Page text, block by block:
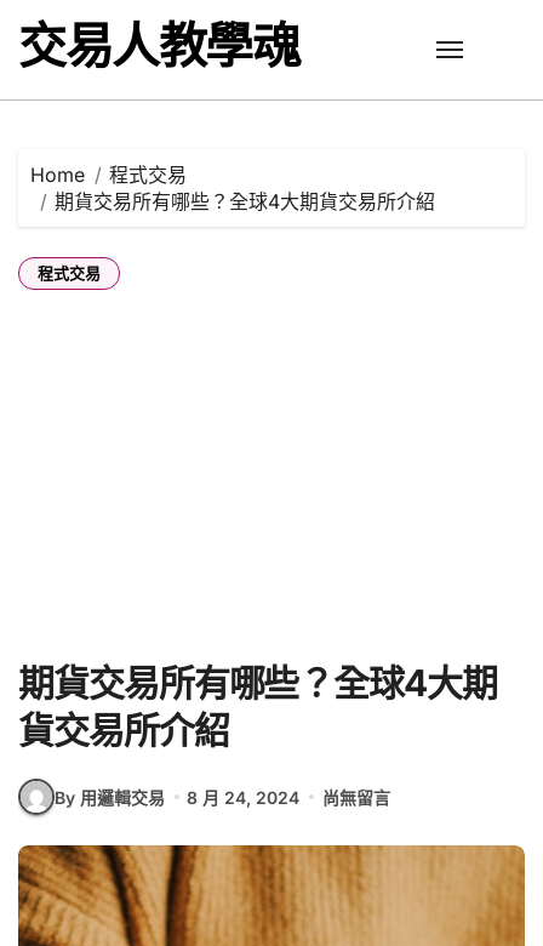
content
交易人教學魂
Home
程式交易
期貨交易所有哪些？全球4大期貨交易所介紹
程式交易
期貨交易所有哪些？全球4大期
貨交易所介紹
By 用邏輯交易 8 月 24, 2024 尚無留言